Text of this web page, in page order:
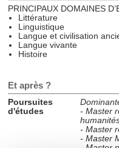
PRINCIPAUX DOMAINES
Littérature
Linguistique
Langue et civilisation
Langue vivante
Histoire
Et après ?
Poursuites
d'études
- Master
- Master
- Master